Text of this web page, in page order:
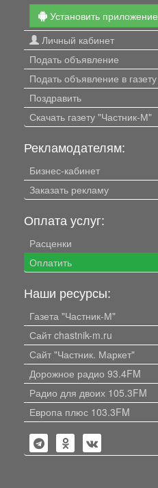
Установить приложение
Личный кабинет
Подать объявление
Подать объявление в газету
Поздравить
Скачать газету "Частник-М"
Рекламодателям:
Бизнес-кабинет
Заказать рекламу
Оплата услуг:
Расценки
Оплатить
Наши ресурсы:
Газета "Частник-М"
Сайт chastnik-m.ru
Сайт "Частник. Маркет"
Дорожное радио 93.4FM
Радио для двоих 105.3FM
Европа плюс 103.3FM